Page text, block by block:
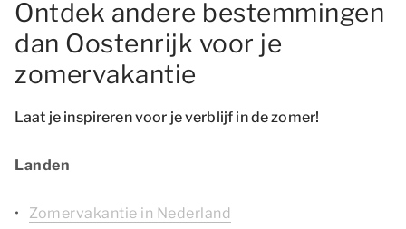
Ontdek andere bestemmingen
dan Oostenrijk voor je
zomervakantie
Laat je inspireren voor je verblijf in de zomer!
Landen
Zomervakantie in Nederland